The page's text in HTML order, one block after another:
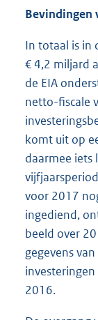
Bevindingen
In totaal is in
€ 4,2 miljard
de EIA
netto-fiscale
komt uit op
daarmee iets
voor 2017
ingediend,
beeld over
gegevens
2016.